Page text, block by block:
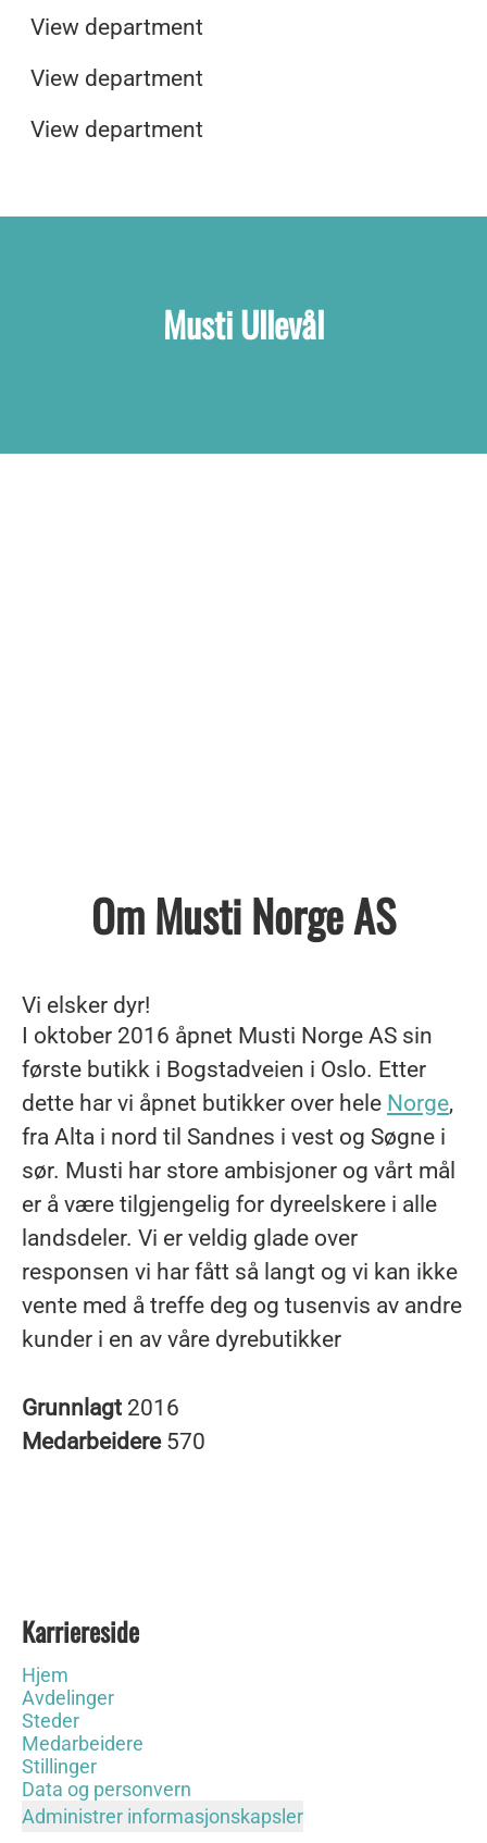
View department
View department
Ledige stillinger på Musti sitt
View department
Musti Ullevål
Om Musti Norge AS
Vi elsker dyr!
I oktober 2016 åpnet Musti Norge AS sin
første butikk i Bogstadveien i Oslo. Etter
dette har vi åpnet butikker over hele Norge,
fra Alta i nord til Sandnes i vest og Søgne i
sør. Musti har store ambisjoner og vårt mål
er å være tilgjengelig for dyreelskere i alle
landsdeler. Vi er veldig glade over
responsen vi har fått så langt og vi kan ikke
vente med å treffe deg og tusenvis av andre
kunder i en av våre dyrebutikker
Grunnlagt 2016
Medarbeidere 570
Karriereside
Hjem
Avdelinger
Steder
Medarbeidere
Stillinger
Data og personvern
Administrer informasjonskapsler